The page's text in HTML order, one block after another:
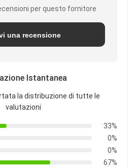
per questo fornitore
una recensione
Istantanea
la distribuzione di tutte le
valutazioni
33%
0%
0%
67%